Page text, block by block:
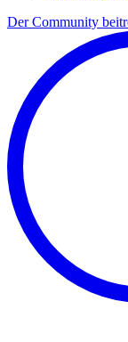
Der Community